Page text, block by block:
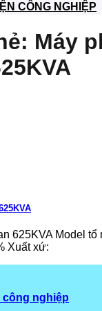
CÔNG NGHIỆP
Máy
625KVA Model
Xuất xứ:
công nghiệp